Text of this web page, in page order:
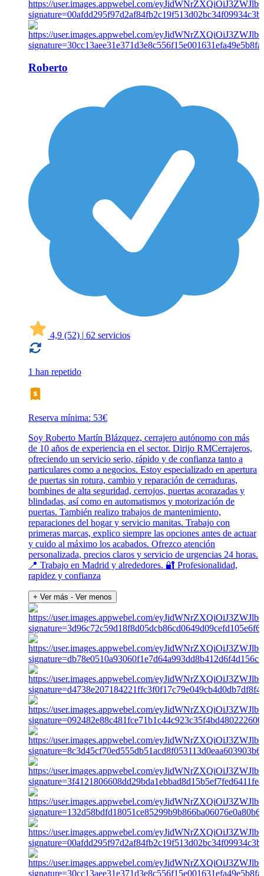
Roberto
4,9 (52) | 62 servicios
1 han repetido
Reserva mínima: 53€
Soy Roberto Martín Blázquez, cerrajero autónomo con más
de 10 años de experiencia en el sector. Dirijo RMCerrajeros,
ofreciendo un servicio serio, rápido y de confianza tanto a
particulares como a negocios. Estoy especializado en apertura
de puertas sin rotura, cambio y reparación de cerraduras,
bombines de alta seguridad, cerrojos, puertas acorazadas y
blindadas, así como en automatismos y motorización de
puertas. También realizo trabajos de mantenimiento,
reparaciones del hogar y servicio manitas. Trabajo con
primeras marcas, explico siempre las opciones antes de actuar
y cuido al máximo los acabados. Ofrezco atención
personalizada, precios claros y servicio de urgencias 24 horas.
📍 Trabajo en Madrid y alrededores. 🔐 Profesionalidad,
rapidez y confianza
+ Ver más - Ver menos